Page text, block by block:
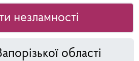
незламності
області